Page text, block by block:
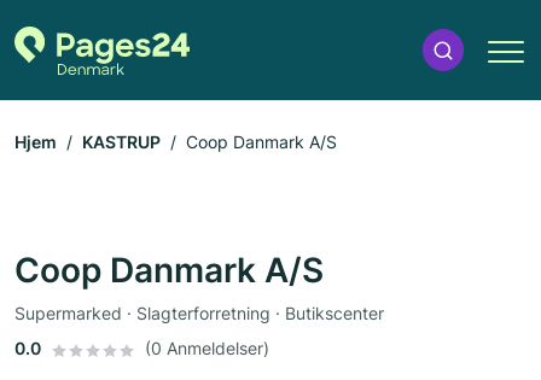
Hjem KASTRUP Coop Danmark A/S
Coop Danmark A/S
Supermarked · Slagterforretning · Butikscenter
0.0
(0 Anmeldelser)